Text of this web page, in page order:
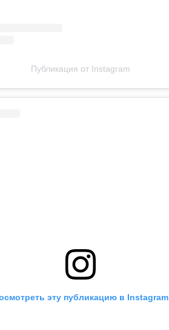
Публикация от Instagram
эту публикацию в Instagram